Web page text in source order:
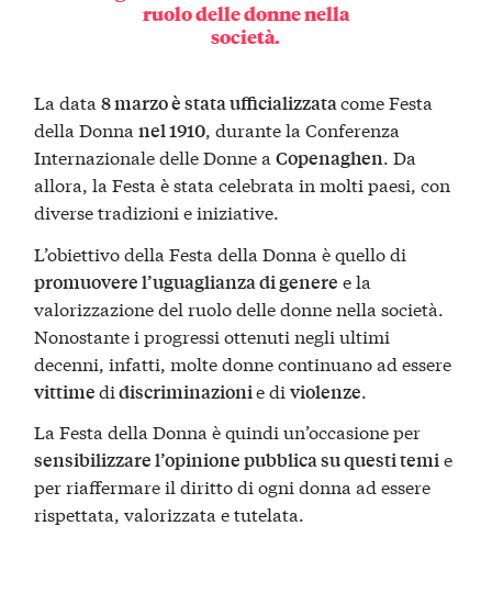
ruolo delle donne nella
società.
La data8 marzo è stata ufficializzatacome Festa
della Donnanel 1910, durante la Conferenza
Internazionale delle Donne aCopenaghen. Da
allora, la Festa è stata celebrata in molti paesi, con
diverse tradizioni e iniziative.
L’obiettivo della Festa della Donna è quello di
promuovere l’uguaglianza di genere e la
valorizzazione del ruolo delle donne nella società.
Nonostante i progressi ottenuti negli ultimi
decenni, infatti, molte donne continuano ad essere
vittimedidiscriminazionie diviolenze.
La Festa della Donna è quindi un’occasione per
sensibilizzare l’opinione pubblica su questi temie
per riaffermare il diritto di ogni donna ad essere
rispettata, valorizzata e tutelata.